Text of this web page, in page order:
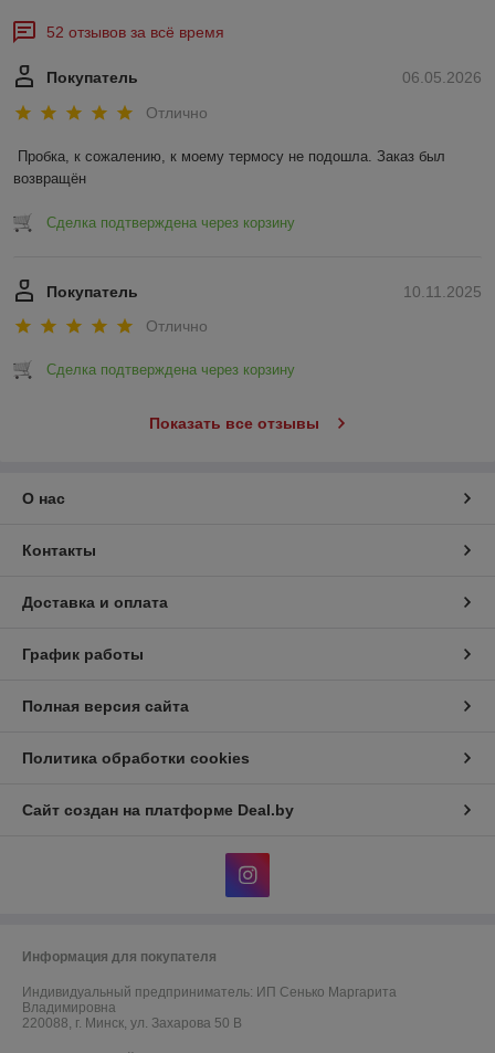
52 отзывов за всё время
06.05.2026
Покупатель
Отлично
Пробка, к сожалению, к моему термосу не подошла. Заказ был
возвращён
Сделка подтверждена через корзину
10.11.2025
Покупатель
Отлично
Сделка подтверждена через корзину
Показать все отзывы
О нас
Контакты
Доставка и оплата
График работы
Полная версия сайта
Политика обработки cookies
Сайт создан на платформе Deal.by
Информация для покупателя
Индивидуальный предприниматель: ИП Сенько Маргарита
Владимировна
220088, г. Минск, ул. Захарова 50 В